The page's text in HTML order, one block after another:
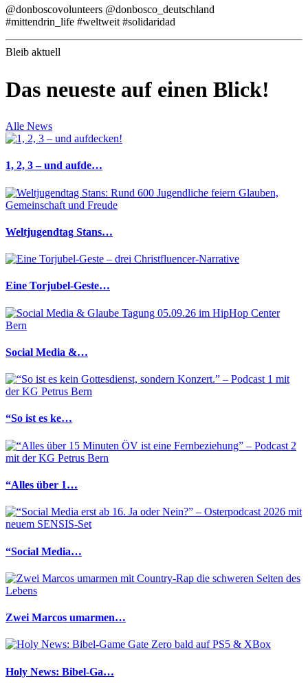
@donboscovolunteers @donbosco_deutschland
#mittendrin_life #weltweit #solidaridad
Bleib aktuell
Das neueste auf einen Blick!
Alle News
1, 2, 3 – und aufde…
Weltjugendtag Stans…
Eine Torjubel-Geste…
Social Media &…
“So ist es ke…
“Alles über 1…
“Social Media…
Zwei Marcos umarmen…
Holy News: Bibel-Ga…